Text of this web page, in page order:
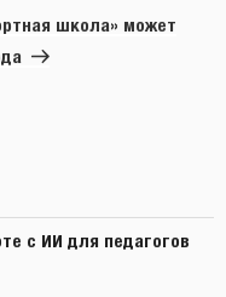
школа» может
с ИИ для педагогов